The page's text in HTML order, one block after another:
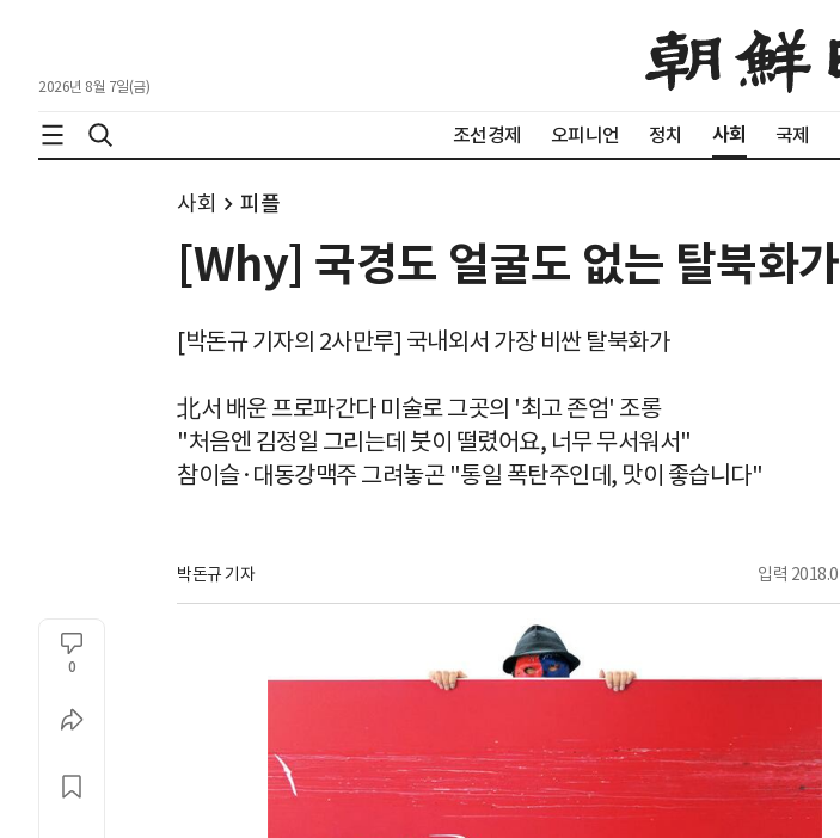
2026년 8월 7일(금)
조선경제 오피니언 정치 사회 국제
사회 피플
[Why] 국경도 얼굴도 없는 탈북화
[박돈규 기자의 2사만루] 국내외서 가장 비싼 탈북화가
北서 배운 프로파간다 미술로 그곳의 '최고 존엄' 조롱
"처음엔 김정일 그리는데 붓이 떨렸어요, 너무 무서워서"
참이슬·대동강맥주 그려놓곤 "통일 폭탄주인데, 맛이 좋습니다"
박돈규 기자 입력
0